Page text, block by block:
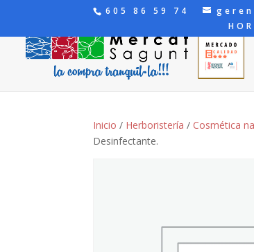
605 86 59 74
Inicio / Herboristería / Cosmética
Desinfectante.